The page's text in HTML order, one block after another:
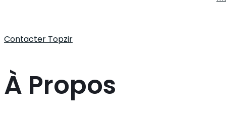
Contacter Topzir
À Propos